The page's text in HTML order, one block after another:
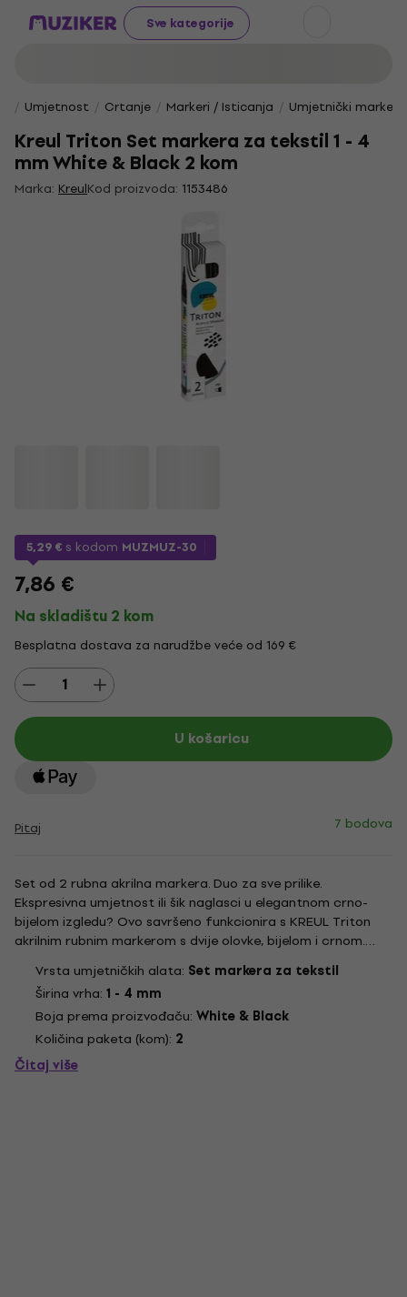
Sve kategorije
Umjetnost Crtanje Markeri / Isticanja Umjetnički markeri
Kreul Triton Set markera za tekstil 1 - 4
mm White & Black 2 kom
Marka: KreulKod proizvoda: 1153486
5,29 € s kodom MUZMUZ-30
7,86 €
Na skladištu 2 kom
Besplatna dostava za narudžbe veće od 169 €
U košaricu
Pitaj 7 bodova
Set od 2 rubna akrilna markera. Duo za sve prilike.
Ekspresivna umjetnost ili šik naglasci u elegantnom crno-
bijelom izgledu? Ovo savršeno funkcionira s KREUL Triton
akrilnim rubnim markerom s dvije olovke, bijelom i crnom.
Crno-bijeli akrilni markeri dolaze s klinastim vrhom koji se
može koristiti na dva načina. Šira strana je savršena za...
Vrsta umjetničkih alata: Set markera za tekstil
Širina vrha: 1 - 4 mm
Boja prema proizvođaču: White & Black
Količina paketa (kom): 2
Čitaj više